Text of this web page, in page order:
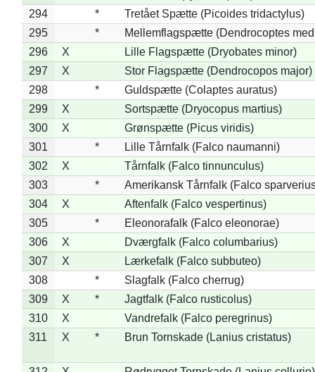
294
*
Tretået Spætte (Picoides tridactylus)
295
*
Mellemflagspætte (Dendrocoptes
296
X
Lille Flagspætte (Dryobates minor)
297
X
Stor Flagspætte (Dendrocopos major)
298
*
Guldspætte (Colaptes auratus)
299
X
Sortspætte (Dryocopus martius)
300
X
Grønspætte (Picus viridis)
301
*
Lille Tårnfalk (Falco naumanni)
302
X
Tårnfalk (Falco tinnunculus)
303
*
Amerikansk Tårnfalk (Falco
304
X
Aftenfalk (Falco vespertinus)
305
*
Eleonorafalk (Falco eleonorae)
306
X
Dværgfalk (Falco columbarius)
307
X
Lærkefalk (Falco subbuteo)
308
*
Slagfalk (Falco cherrug)
309
X *
Jagtfalk (Falco rusticolus)
310
X
Vandrefalk (Falco peregrinus)
311
X * Brun Tornskade (Lanius cristatus)